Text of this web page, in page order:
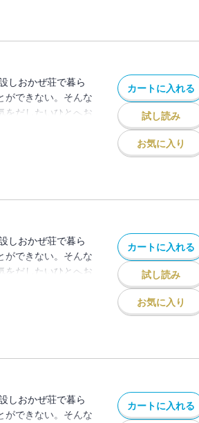
しおかぜ荘で暮ら
ができない。そんな
をだしたいひとへお
カートに入れる
試し読み
お気に入り
しおかぜ荘で暮ら
ができない。そんな
をだしたいひとへお
カートに入れる
試し読み
お気に入り
しおかぜ荘で暮ら
ができない。そんな
カートに入れる